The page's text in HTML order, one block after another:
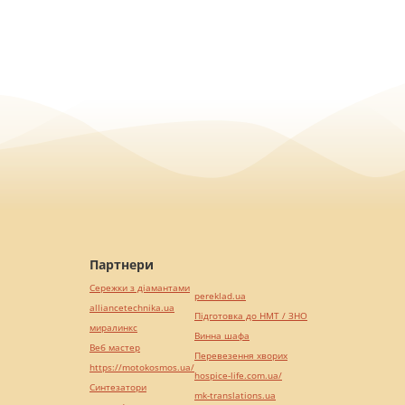
Партнери
Сережки з діамантами
alliancetechnika.ua
миралинкс
Веб мастер
https://motokosmos.ua/
Синтезатори
pereklad.ua
Підготовка до НМТ / ЗНО
Винна шафа
Перевезення хворих
hospice-life.com.ua/
mk-translations.ua